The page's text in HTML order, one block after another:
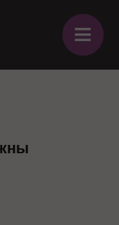
≡